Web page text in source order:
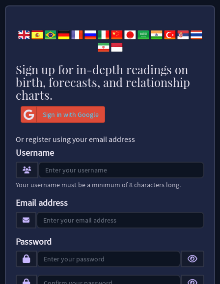
Sign up for in-depth readings on
birth, forecasts, and relationship
charts.
Sign in with Google
Or register using your email address
Username
Your username must be a minimum of 8 characters long.
Email address
Password